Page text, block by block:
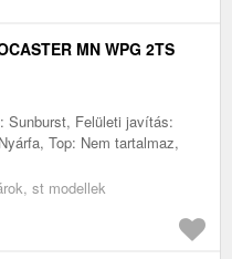
MN WPG 2TS
Sunburst, Felületi javítás:
Top: Nem tartalmaz,
st modellek